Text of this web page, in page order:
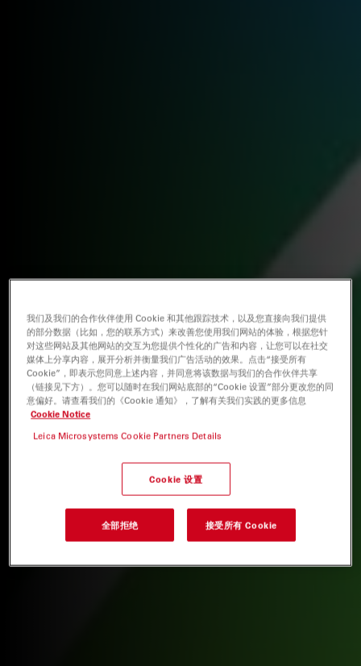
我们及我们的合作伙伴使用 Cookie 和其他跟踪技术，以及您直接向我们提供
的部分数据（比如，您的联系方式）来改善您使用我们网站的体验，根据您针
对这些网站及其他网站的交互为您提供个性化的广告和内容，让您可以在社交
媒体上分享内容，展开分析并衡量我们广告活动的效果。点击“接受所有
Cookie”，即表示您同意上述内容，并同意将该数据与我们的合作伙伴共享
（链接见下方）。您可以随时在我们网站底部的“Cookie 设置”部分更改您的同
意偏好。请查看我们的《Cookie 通知》，了解有关我们实践的更多信息
Cookie Notice
Leica Microsystems Cookie Partners Details
Cookie 设置
全部拒绝 接受所有 Cookie